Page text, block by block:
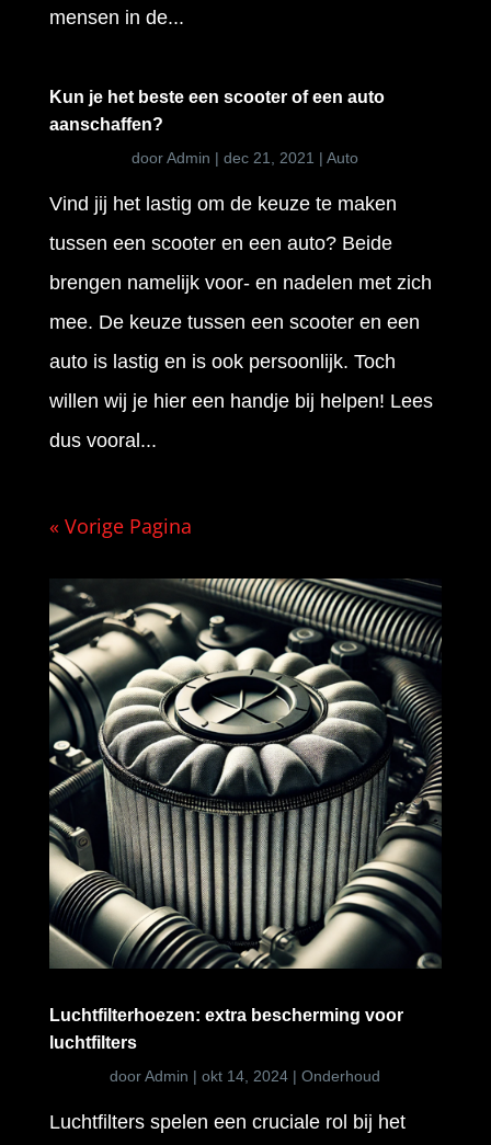
mensen in de...
Kun je het beste een scooter of een auto
aanschaffen?
doorAdmin |dec 21, 2021 |Auto
Vind jij het lastig om de keuze te maken
tussen een scooter en een auto? Beide
brengen namelijk voor- en nadelen met zich
mee. De keuze tussen een scooter en een
auto is lastig en is ook persoonlijk. Toch
willen wij je hier een handje bij helpen! Lees
dus vooral...
« Vorige Pagina
Luchtfilterhoezen: extra bescherming voor
luchtfilters
doorAdmin |okt 14, 2024 |Onderhoud
Luchtfilters spelen een cruciale rol bij het